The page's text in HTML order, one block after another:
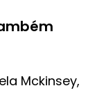
Mckinsey,